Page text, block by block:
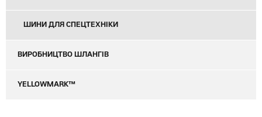
ШИНИ ДЛЯ СПЕЦТЕХНІКИ
ВИРОБНИЦТВО ШЛАНГІВ
YELLOWMARK™